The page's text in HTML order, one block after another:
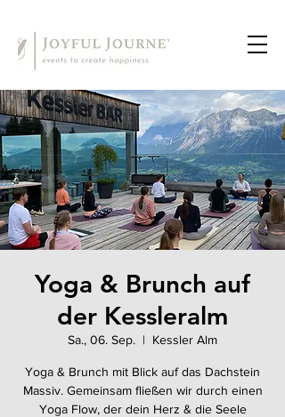
Yoga & Brunch auf
der Kessleralm
Sa., 06. Sep.
  |
Kessler Alm
Yoga & Brunch mit Blick auf das Dachstein
Massiv. Gemeinsam fließen wir durch einen
Yoga Flow, der dein Herz & die Seele